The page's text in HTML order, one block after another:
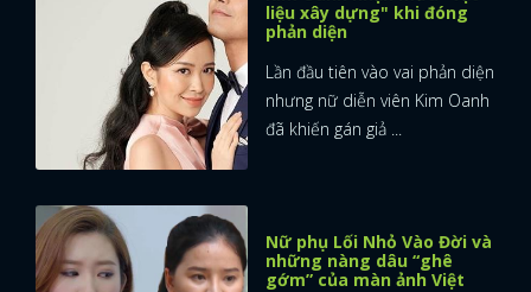
liệu xây dựng" khi đóng
phản diện
Lần đầu tiên vào vai phản diện
nhưng nữ diễn viên Kim Oanh
đã khiến gán giả ...
Nữ phụ Lối Nhỏ Vào Đời và
những nàng dâu “ghê
gớm” của màn ảnh Việt